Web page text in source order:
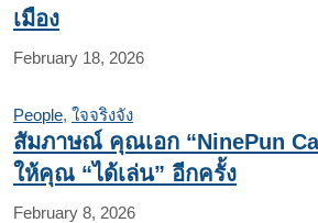
เมือง
February 18, 2026
People, ใจจริงจัง
สัมภาษณ์ คุณเอก “NinePun
ให้คุณ “ได้เล่น” อีกครั้ง
February 8, 2026